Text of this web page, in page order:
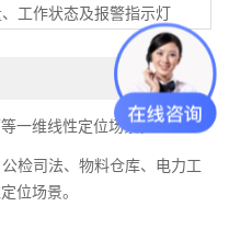
工作状态及报警指示灯
一维线性定位场景。
检司法、物料仓库、电力工
位场景。